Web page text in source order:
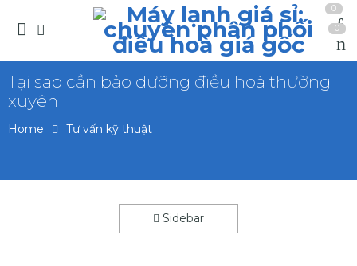
0
0
Tại sao cần bảo dưỡng điều hoà thường
xuyên
Home Tư vấn kỹ thuật
Sidebar